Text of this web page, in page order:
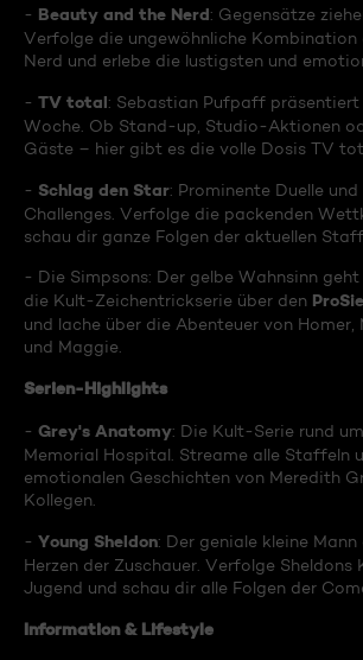
- Beauty and the Nerd: Gegensätze
Verfolge die ungewöhnliche Kombination
Nerd und erlebe die lustigsten und
- TV total: Sebastian Pufpaff
Woche. Ob Stand-up, Studio-Aktionen
Gäste – hier gibt es die volle Dosis TV
- Schlag den Star: Prominente Duelle
Challenges. Verfolge die packenden
schau dir ganze Folgen der aktuellen
- Die Simpsons: Der gelbe Wahnsinn
die Kult-Zeichentrickserie über den
und lache über die Abenteuer von Homer,
und Maggie.
Serien-Highlights
- Grey's Anatomy: Die Kult-Serie rund
Memorial Hospital. Streame alle Staffeln
emotionalen Geschichten von Meredith
Kollegen.
- Young Sheldon: Der geniale kleine
Herzen der Zuschauer. Verfolge Sheldons
Jugend und schau dir alle Folgen der
Information & Lifestyle